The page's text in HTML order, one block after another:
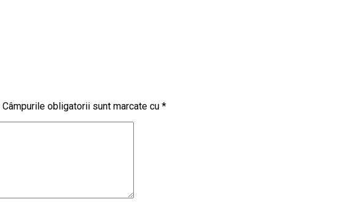
Câmpurile obligatorii sunt marcate cu *